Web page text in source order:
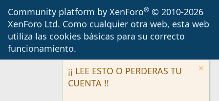
S
Community platform by XenForo® © 2010-2026
XenForo Ltd. Como cualquier otra web, esta web
utiliza las cookies básicas para su correcto
funcionamiento.
¡¡ LEE ESTO O PERDERAS TU
CUENTA !!